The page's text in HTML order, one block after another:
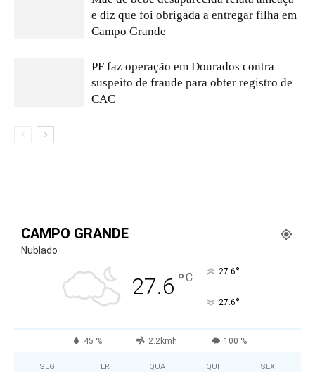
e diz que foi obrigada a entregar filha em
Campo Grande
PF faz operação em Dourados contra
suspeito de fraude para obter registro de
CAC
CAMPO GRANDE
Nublado
27.6 °C 27.6°
27.6°
45 % 2.2kmh 100 %
SEG TER QUA QUI SEX